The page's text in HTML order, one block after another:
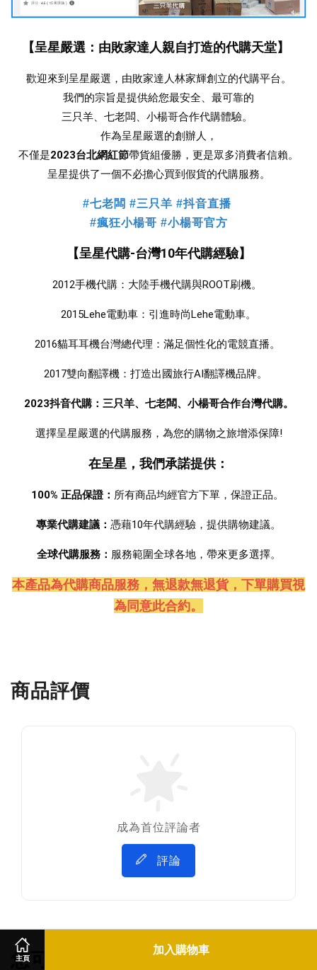
主頁
加入購物車
【呈星嚴選：由敗家達人親自打造的代購天堂】
歡迎來到呈星嚴選，由敗家達人林家輝創立的代購平台。
我們的宗旨是提供給您最安全、最可靠的
三只羊、七老闆、小楊哥合作代購體驗。
作為呈星嚴選的創辦人，
不僅是2023台北網紅節帶貨組優勝，更是眾多消費者信賴。
呈星提供了一個不必擔心買到假貨的代購服務。
#七老闆 #三只羊 #抖音直播
#瘋狂小楊哥 #小楊哥官方
【呈星代購-台灣10年代購經驗】
2012手機代購：大陸手機代購與ROOT刷機。
2015Lehe電動車：引進時尚Lehe電動車。
2016貓耳耳機台灣總代理：滿足個性化的電競直播。
2017雙向翻譯機：打造出國旅行AI翻譯機品牌。
2023抖音代購：三只羊、七老闆、小楊哥合作台灣代購。
選擇呈星嚴選的代購服務，為您的購物之旅增添保障!
在呈星，我們承諾提供：
100% 正品保證： 所有商品均經官方下單，保證正品。
專業代購建議： 憑藉10年代購經驗，提供購物建議。
全球代購服務： 服務範圍全球各地，帶來更多選擇。
本產品為代購商品服務，無退款無退貨，下單購買視
為同意此合約。
商品評價
成為首位評論者
評論
您可能也喜歡